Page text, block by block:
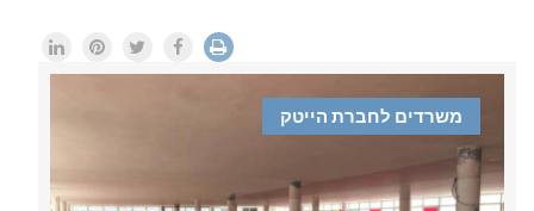
משרדים לחברת הייטק